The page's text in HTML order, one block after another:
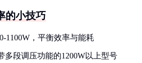
的小技巧
1100W，平衡效率与能耗
多段调压功能的1200W以上型号